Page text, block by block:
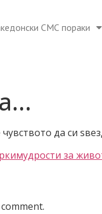
СМС пораки
да си
мудрости за